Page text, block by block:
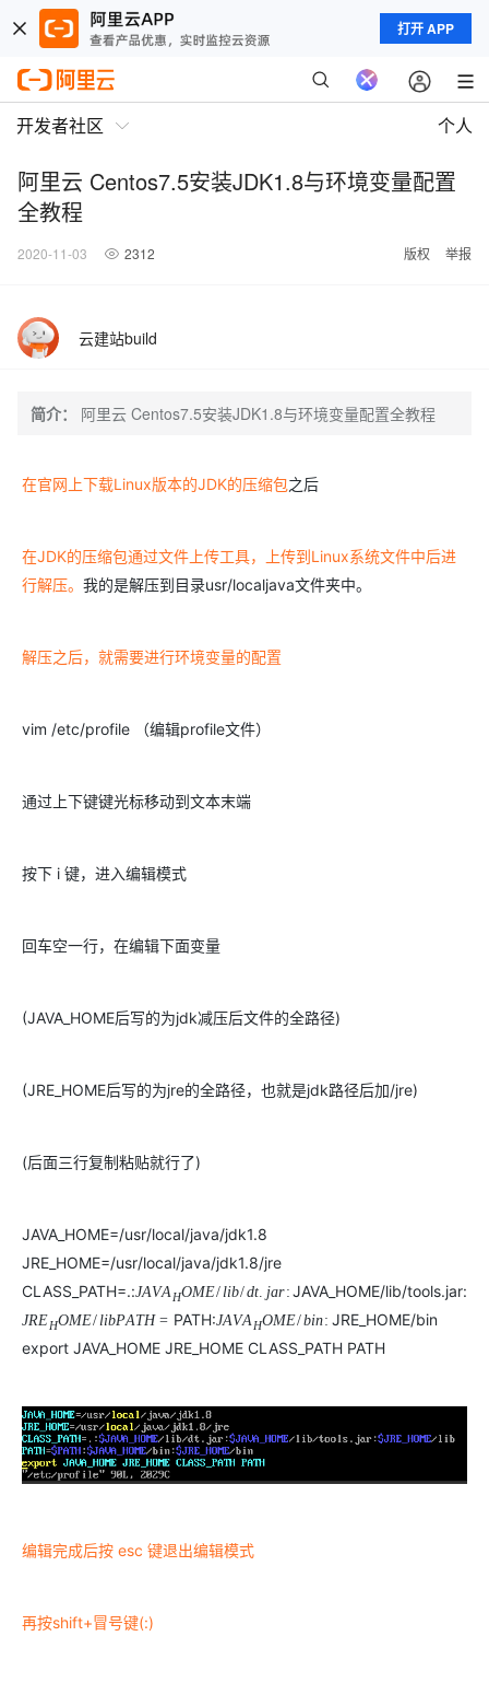
打开 APP
开发者社区 个人
阿里云 Centos7.5安装JDK1.8与环境变量配置
全教程
2020-11-03 2312 版权 举报
云建站build
简介： 阿里云 Centos7.5安装JDK1.8与环境变量配置全教程
在官网上下载Linux版本的JDK的压缩包之后
在JDK的压缩包通过文件上传工具，上传到Linux系统文件中后进
行解压。 我的是解压到目录usr/localjava文件夹中。
解压之后，就需要进行环境变量的配置
vim /etc/profile （编辑profile文件）
通过上下键键光标移动到文本末端
按下 i 键，进入编辑模式
回车空一行，在编辑下面变量
(JAVA_HOME后写的为jdk减压后文件的全路径)
(JRE_HOME后写的为jre的全路径，也就是jdk路径后加/jre)
(后面三行复制粘贴就行了)
JAVA_HOME=/usr/local/java/jdk1.8
JRE_HOME=/usr/local/java/jdk1.8/jre
CLASS_PATH=.:JAVAHOME/lib/dt. jar : JAVA_HOME/lib/tools.jar:
JREHOME/libPATH = PATH:JAVAHOME/bin: JRE_HOME/bin
export JAVA_HOME JRE_HOME CLASS_PATH PATH
编辑完成后按 esc 键退出编辑模式
再按shift+冒号键(:)